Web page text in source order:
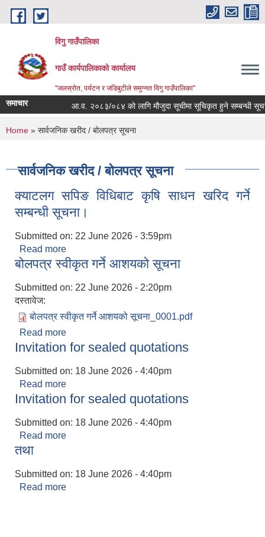
Skip to main content
विगु गाउँपालिका
गाउँ कार्यपालिकाको कार्यालय
"जलस्रोत, पर्यटन र जडिबुटीले समुन्नत विगु गाउँपालिका"
समाचार आ.व. २०८३/०८४ को लागि मौजुदा सूचीमा सूचिकृत हुने सम्बन्धी सूचना
You are here
Home » सार्वजनिक खरीद / बोलपत्र सूचना
सार्वजनिक खरीद / बोलपत्र सूचना
क्याटलग सपिङ विधिबाट कृषि साधन खरिद गर्ने
सम्बन्धी सूचना।
Submitted on: 22 June 2026 - 3:59pm
Read more
सम्बन्धी सूचना।
बोलपत्र स्वीकृत गर्ने आशयको सूचना
Submitted on: 22 June 2026 - 2:20pm
दस्तावेज:
बोलपत्र स्वीकृत गर्ने आशयको सूचना_0001.pdf
Read more
Invitation for sealed quotations
Submitted on: 18 June 2026 - 4:40pm
Read more
Invitation for sealed quotations
Submitted on: 18 June 2026 - 4:40pm
Read more
तथा
Submitted on: 18 June 2026 - 4:40pm
Read more